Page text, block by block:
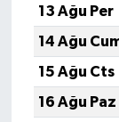
13 Ağu Per
14 Ağu
15 Ağu Cts
16 Ağu Paz